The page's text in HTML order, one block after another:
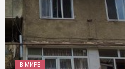
В МИРЕ